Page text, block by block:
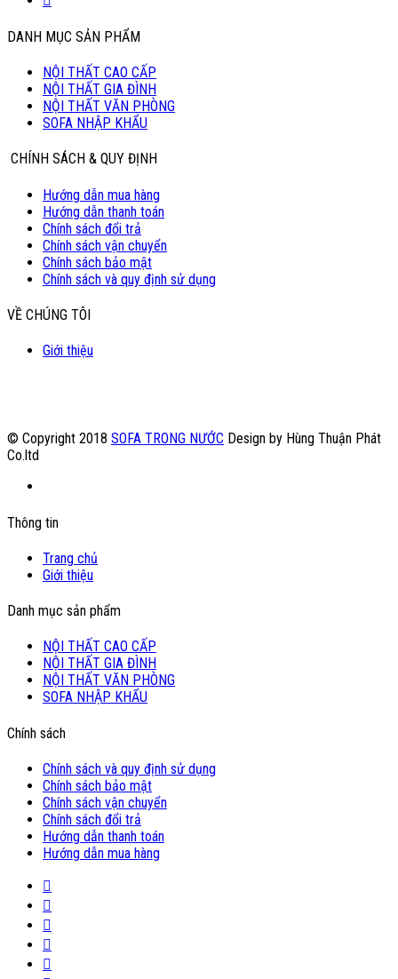
DANH MỤC SẢN PHẨM
NỘI THẤT CAO CẤP
NỘI THẤT GIA ĐÌNH
NỘI THẤT VĂN PHÒNG
SOFA NHẬP KHẨU
CHÍNH SÁCH & QUY ĐỊNH
Hướng dẫn mua hàng
Hướng dẫn thanh toán
Chính sách đổi trả
Chính sách vận chuyển
Chính sách bảo mật
Chính sách và quy định sử dụng
VỀ CHÚNG TÔI
Giới thiệu
© Copyright 2018 SOFA TRONG NƯỚC Design by Hùng Thuận Phát
Co.ltd
Thông tin
Trang chủ
Giới thiệu
Danh mục sản phẩm
NỘI THẤT CAO CẤP
NỘI THẤT GIA ĐÌNH
NỘI THẤT VĂN PHÒNG
SOFA NHẬP KHẨU
Chính sách
Chính sách và quy định sử dụng
Chính sách bảo mật
Chính sách vận chuyển
Chính sách đổi trả
Hướng dẫn thanh toán
Hướng dẫn mua hàng